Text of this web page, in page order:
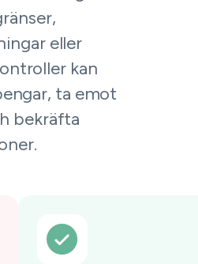
eller
kan
ta emot
bekräfta